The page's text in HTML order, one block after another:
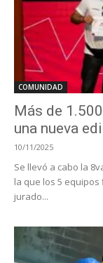
COMUNIDAD
Más de
una nueva
10/11/2025
Se llevó a cabo la
la que los 5
jurado...